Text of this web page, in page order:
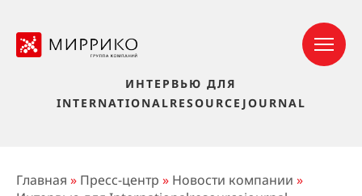
ИНТЕРВЬЮ ДЛЯ
INTERNATIONALRESOURCEJOURNAL
Главная » Пресс-центр » Новости компании »